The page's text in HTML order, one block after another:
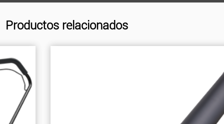
Productos relacionados